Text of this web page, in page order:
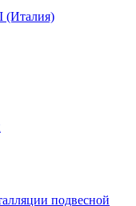
(Италия)
подвесной